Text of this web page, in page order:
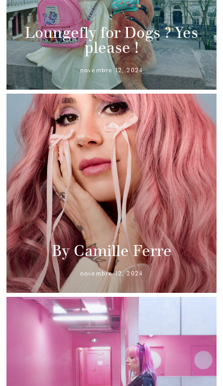
Loungefly for Dogs ? Yes
please !
novembre 12, 2024
By Camille Ferre
novembre 12, 2024